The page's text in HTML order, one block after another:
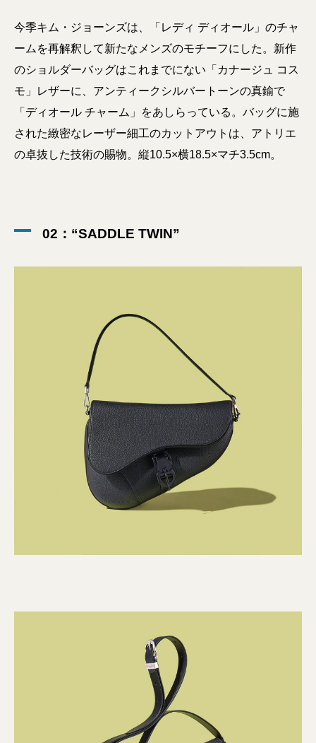
今季キム・ジョーンズは、「レディ ディオール」のチャ
ームを再解釈して新たなメンズのモチーフにした。新作
のショルダーバッグはこれまでにない「カナージュ コス
モ」レザーに、アンティークシルバートーンの真鍮で
「ディオール チャーム」をあしらっている。バッグに施
された緻密なレーザー細工のカットアウトは、アトリエ
の卓抜した技術の賜物。縦10.5×横18.5×マチ3.5cm。
02：“SADDLE TWIN”